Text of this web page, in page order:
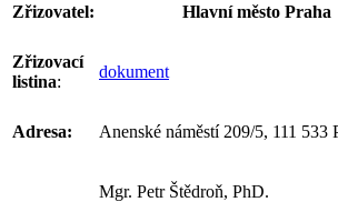
Zřizovatel: Hlavní město Praha
Zřizovací
listina:
dokument
Adresa: Anenské náměstí 209/5, 111 533
Mgr. Petr Štědroň, PhD.